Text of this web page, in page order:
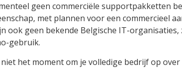
geen commerciële supportpakketten
met plannen voor een commercieel
ook geen bekende Belgische IT-
gebruik.
het moment om je volledige bedrijf op